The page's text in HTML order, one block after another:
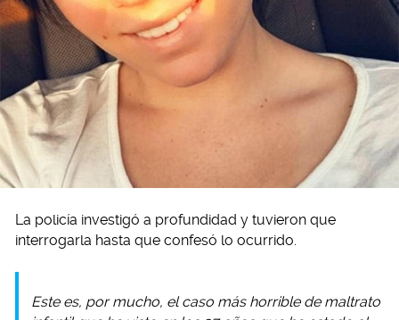
La policía investigó a profundidad y tuvieron que
interrogarla hasta que confesó lo ocurrido.
Este es, por mucho, el caso más horrible de maltrato